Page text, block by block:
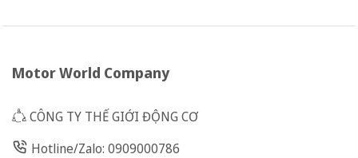
Motor World Company
CÔNG TY THẾ GIỚI ĐỘNG CƠ
Hotline/Zalo: 0909000786